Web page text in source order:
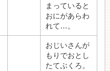
まっていると
おにがあらわ
れて…。
おじいさんが
もりでおとし
たてぶくろ。